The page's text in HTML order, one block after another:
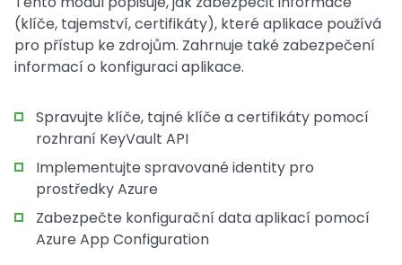
(klíče, tajemství, certifikáty), které aplikace používá
pro přístup ke zdrojům. Zahrnuje také zabezpečení
informací o konfiguraci aplikace.
Spravujte klíče, tajné klíče a certifikáty pomocí
rozhraní KeyVault API
Implementujte spravované identity pro
prostředky Azure
Zabezpečte konfigurační data aplikací pomocí
Azure App Configuration